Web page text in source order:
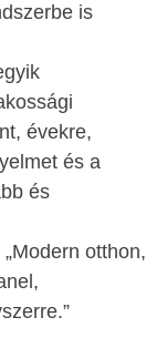
is
évekre,
és a
és
„Modern otthon,